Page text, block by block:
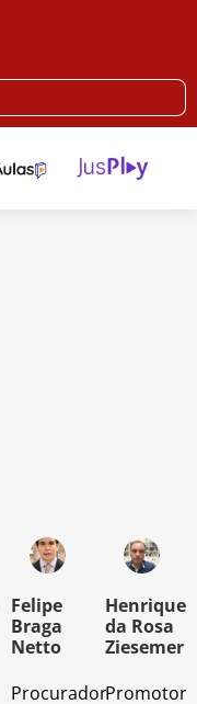
Felipe
Braga
Netto
Procurador
Henrique
da Rosa
Ziesemer
Promotor